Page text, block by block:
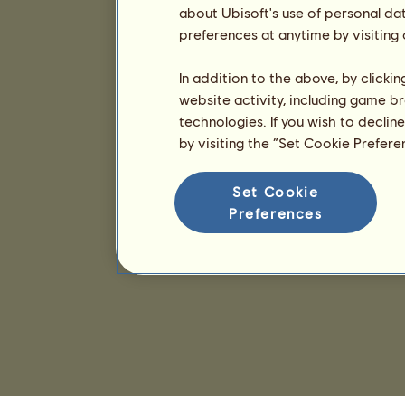
about Ubisoft's use of personal
preferences at anytime by
In addition to the above, by
website activity, including game
technologies. If you wish to
by visiting the “Set Cookie
Set Cookie
Preferences